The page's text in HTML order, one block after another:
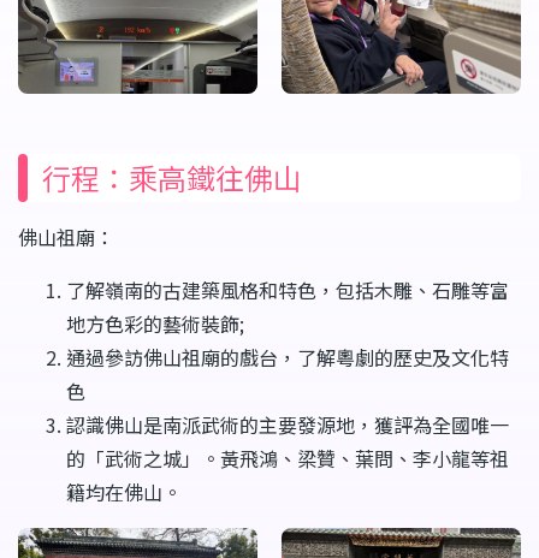
行程：乘高鐵往佛山
佛山祖廟：
了解嶺南的古建築風格和特色，包括木雕、石雕等富
地方色彩的藝術裝飾;
通過參訪佛山祖廟的戲台，了解粵劇的歷史及文化特
色
認識佛山是南派武術的主要發源地，獲評為全國唯一
的「武術之城」。黃飛鴻、梁贊、葉問、李小龍等祖
籍均在佛山。